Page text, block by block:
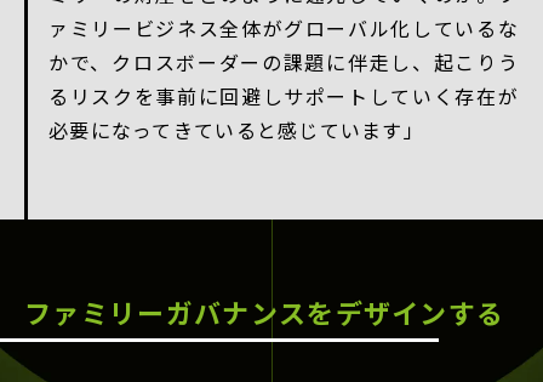
ァミリービジネス全体がグローバル化しているな
かで、クロスボーダーの課題に伴走し、起こりう
るリスクを事前に回避しサポートしていく存在が
必要になってきていると感じています」
ファミリーガバナンスをデザインする